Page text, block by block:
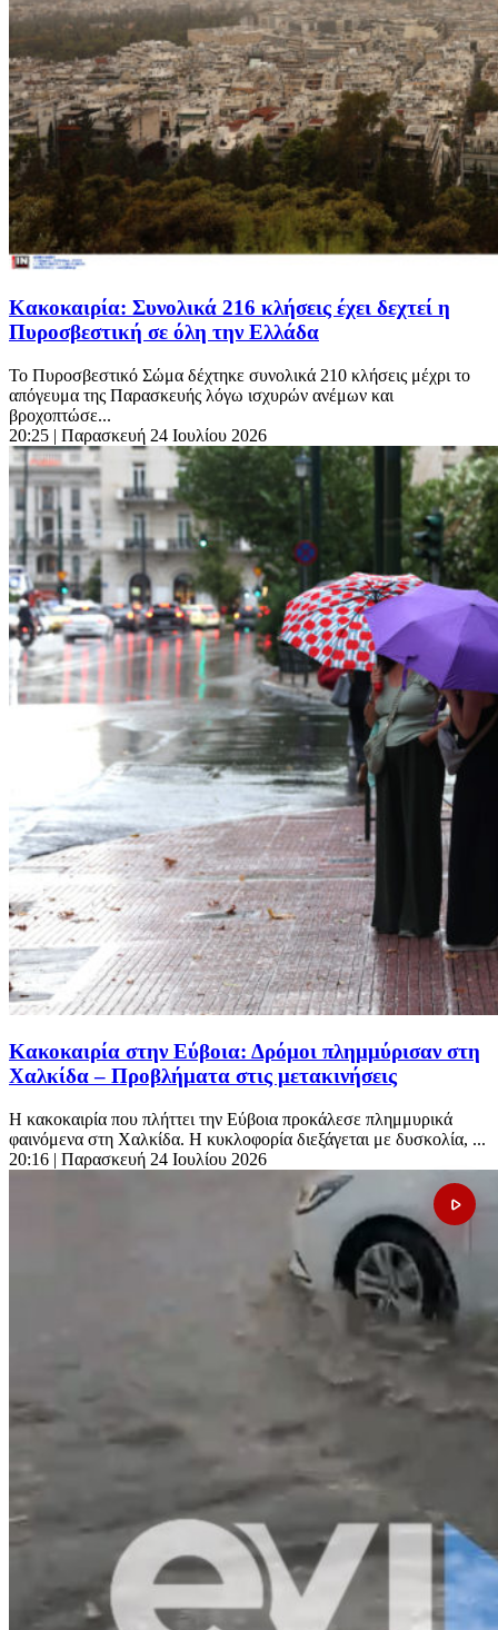
Κακοκαιρία: Συνολικά 216 κλήσεις έχει δεχτεί η
Πυροσβεστική σε όλη την Ελλάδα
Το Πυροσβεστικό Σώμα δέχτηκε συνολικά 210 κλήσεις μέχρι το
απόγευμα της Παρασκευής λόγω ισχυρών ανέμων και
βροχοπτώσε...
20:25 | Παρασκευή 24 Ιουλίου 2026
Κακοκαιρία στην Εύβοια: Δρόμοι πλημμύρισαν στη
Χαλκίδα – Προβλήματα στις μετακινήσεις
Η κακοκαιρία που πλήττει την Εύβοια προκάλεσε πλημμυρικά
φαινόμενα στη Χαλκίδα. Η κυκλοφορία διεξάγεται με δυσκολία, ...
20:16 | Παρασκευή 24 Ιουλίου 2026